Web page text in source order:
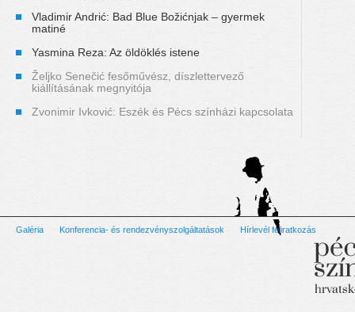
Vladimir Andrić: Bad Blue Božićnjak – gyermek
matiné
Yasmina Reza: Az öldöklés istene
Željko Senečić fesőművész, díszlettervező
kiállításának megnyitója
Zvonimir Ivković: Eszék és Pécs színházi kapcsolata
Galéria Konferencia- és rendezvényszolgáltatások Hírlevél feliratkozás